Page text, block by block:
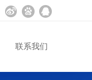
联系我们